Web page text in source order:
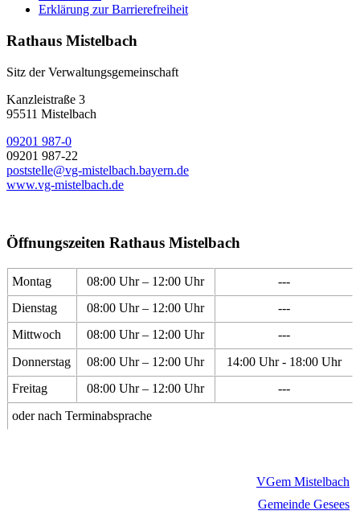
Erklärung zur Barrierefreiheit
Rathaus Mistelbach
Sitz der Verwaltungsgemeinschaft
Kanzleistraße 3
95511 Mistelbach
09201 987-0
09201 987-22
poststelle@vg-mistelbach.bayern.de
www.vg-mistelbach.de
Öffnungszeiten Rathaus Mistelbach
Montag 08:00 Uhr – 12:00 Uhr
---
Dienstag
08:00 Uhr – 12:00 Uhr
---
Mittwoch
08:00 Uhr – 12:00 Uhr
---
Donnerstag
08:00 Uhr – 12:00 Uhr
14:00 Uhr - 18:00 Uhr
Freitag
08:00 Uhr – 12:00 Uhr
---
oder nach Terminabsprache
VGem Mistelbach
Gemeinde Gesees